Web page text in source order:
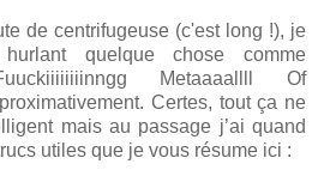
de centrifugeuse (c'est long !), je
quelque chose comme
Metaaaallll Of
Certes, tout ça ne
mais au passage j’ai quand
utiles que je vous résume ici :